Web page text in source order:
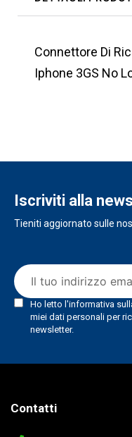
Connettore Di
Iphone 3GS No
Iscriviti alla
Tieniti aggiornato sulle
Contatti